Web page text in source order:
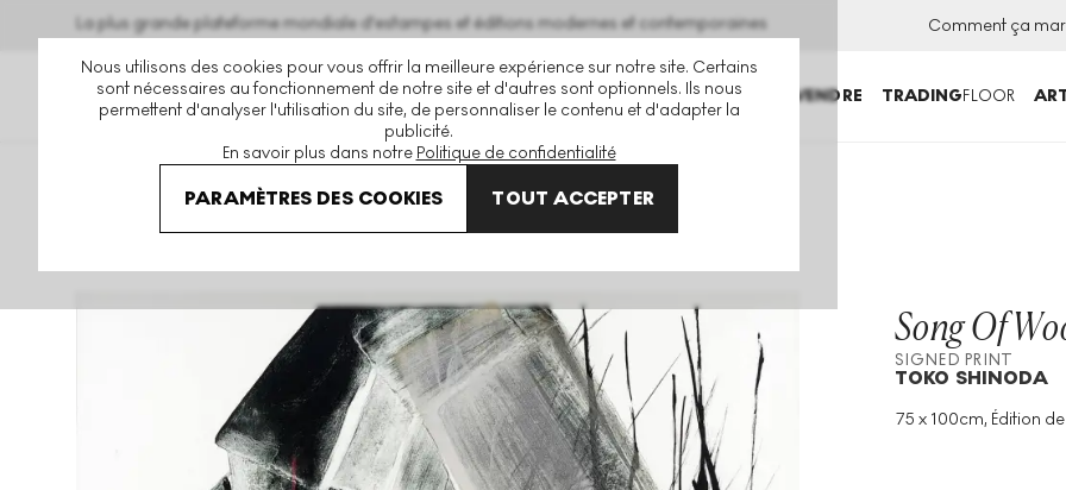
Nous utilisons des cookies pour vous offrir la meilleure expérience sur notre site. Certains
sont nécessaires au fonctionnement de notre site et d'autres sont optionnels. Ils nous
permettent d'analyser l'utilisation du site, de personnaliser le contenu et d'adapter la
publicité.
En savoir plus dans notre Politique de confidentialité
PARAMÈTRES DES COOKIES TOUT ACCEPTER
La plus grande plateforme mondiale d'estampes et éditions modernes et contemporaines Comment ça
ACHETER VENDRE TRADINGFLOOR
Song Of
SIGNED PRINT
TOKO SHINODA
75 x 100cm, Édition
Technique :